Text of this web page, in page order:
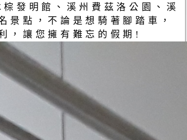
發明館、溪州費茲洛公園、溪
景點，不論是想騎著腳踏車，
，讓您擁有難忘的假期!